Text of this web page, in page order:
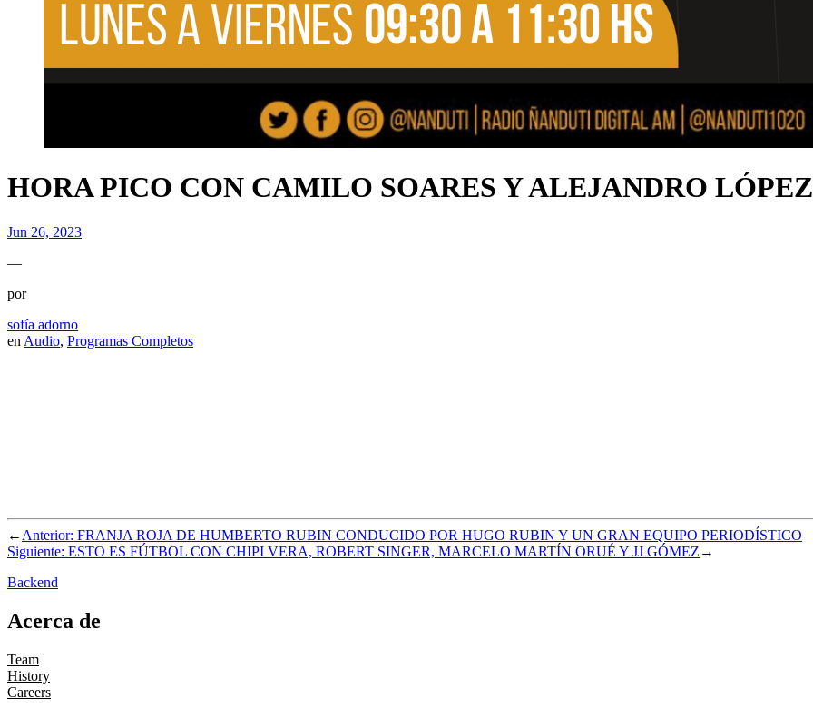
HORA PICO CON CAMILO SOARES Y ALEJANDRO LÓPEZ
Jun 26, 2023
—
por
sofía adorno
en Audio, Programas Completos
← Anterior: FRANJA ROJA DE HUMBERTO RUBIN CONDUCIDO POR HUGO RUBIN Y UN GRAN EQUIPO PERIODÍSTICO
Siguiente: ESTO ES FÚTBOL CON CHIPI VERA, ROBERT SINGER, MARCELO MARTÍN ORUÉ Y JJ GÓMEZ →
Backend
Acerca de
Team
History
Careers